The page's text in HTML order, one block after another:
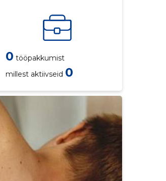
0 tööpakkumist
millest aktiivseid 0